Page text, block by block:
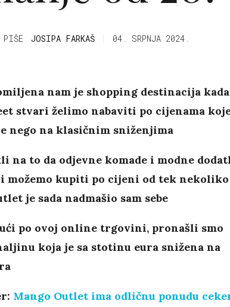
PIŠE JOSIPA FARKAŠ 04. SRPNJA 2024.
nam je shopping destinacija kada
stvari želimo nabaviti po cijenama
nego na klasičnim sniženjima
na to da odjevne komade i modne
možemo kupiti po cijeni od tek nekoliko
je sada nadmašio sam sebe
po ovoj online trgovini, pronašli smo
koja je sa stotinu eura snižena na
Mango Outlet ima odličnu ponudu